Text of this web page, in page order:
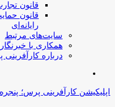
قانون
قانون
رایانه‌ای
سایت‌های مرتبط
همکاری با
درباره
اپلیکیشن کارآفرینی پرس؛